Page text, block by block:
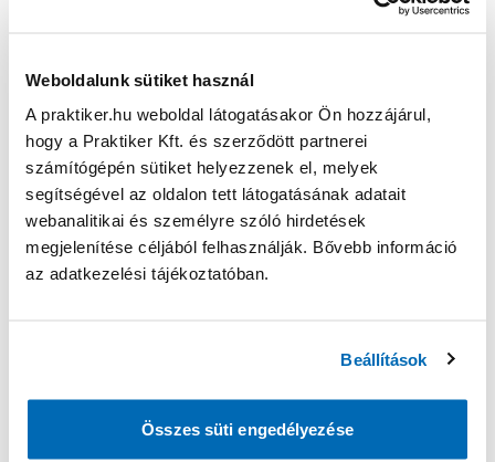
Weboldalunk sütiket használ
A praktiker.hu weboldal látogatásakor Ön hozzájárul,
hogy a Praktiker Kft. és szerződött partnerei
számítógépén sütiket helyezzenek el, melyek
segítségével az oldalon tett látogatásának adatait
webanalitikai és személyre szóló hirdetések
megjelenítése céljából felhasználják. Bővebb információ
az adatkezelési tájékoztatóban.
Beállítások
Összes süti engedélyezése
Oldal újratöltése